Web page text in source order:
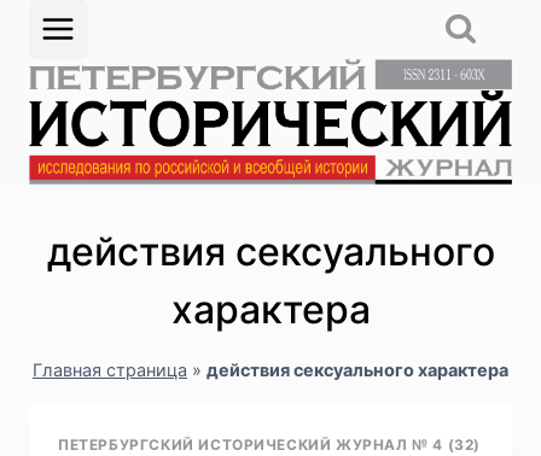
Перейти
содержимому
действия сексуального
характера
Главная страница » действия сексуального характера
ПЕТЕРБУРГСКИЙ ИСТОРИЧЕСКИЙ ЖУРНАЛ № 4 (32)